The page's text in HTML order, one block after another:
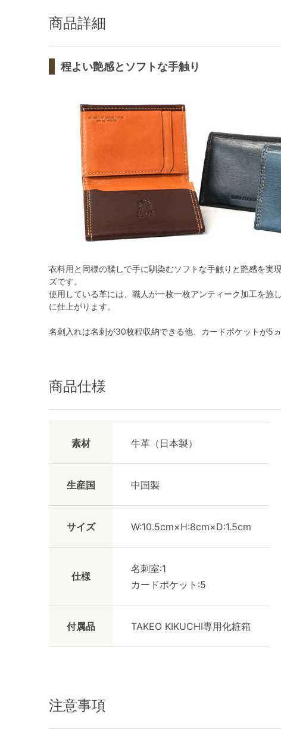
商品詳細
程よい艶感とソフトな手触り
衣料用と同様の鞣しで手に馴染むソフトな手触りと艶感を実
ズです。
使用している革には、職人が一枚一枚アンティーク加工を施
に仕上がります。
名刺入れは名刺が30枚程収納できる他、カードポケットが5ヵ
商品仕様
素材 牛革（日本製）
生産国 中国製
サイズ W:10.5cm×H:8cm×D:1.5cm
仕様
名刺室:1
カードポケット:5
付属品 TAKEO KIKUCHI専用化粧箱
注意事項